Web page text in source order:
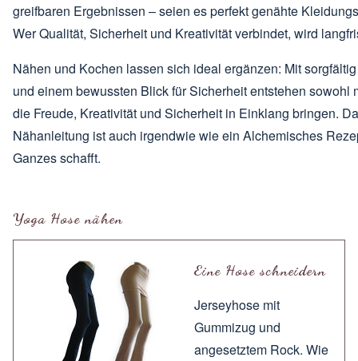
greifbaren Ergebnissen – seien es perfekt genähte
Wer Qualität, Sicherheit und Kreativität verbindet, wird
Nähen und Kochen lassen sich ideal ergänzen: Mit
und einem bewussten Blick für Sicherheit entstehen
die Freude, Kreativität und Sicherheit in Einklang bringen.
Nähanleitung ist auch irgendwie wie ein Alchemisches
Ganzes schafft.
Yoga Hose nähen
Eine Hose schneidern
Jerseyhose mit
Gummizug und
angesetztem Rock. Wie